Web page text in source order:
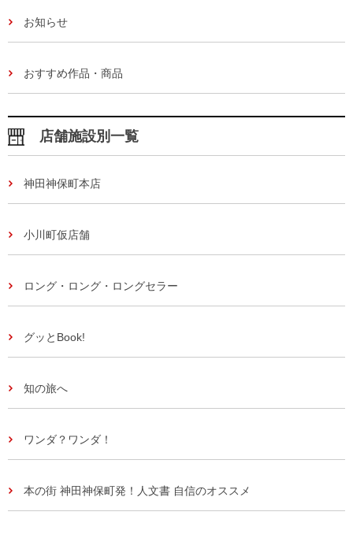
お知らせ
おすすめ作品・商品
店舗施設別一覧
神田神保町本店
小川町仮店舗
ロング・ロング・ロングセラー
グッとBook!
知の旅へ
ワンダ？ワンダ！
本の街 神田神保町発！人文書 自信のオススメ